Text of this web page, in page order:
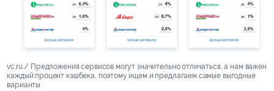
vc.ru / Предложения сервисов могут значительно отличаться, а нам важен
каждый процент кэшбека, поэтому ищем и предлагаем самые выгодные
варианты